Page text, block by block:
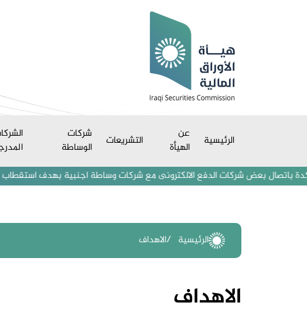
الرئيسية
عن
الهيأة
التشريعات
شركات
الوساطة
باتصال بعض شركات الدفع الالكترونى مع شركات وساطة اجنبية بهدف استقطاب
الرئيسية الاهداف
الاهداف